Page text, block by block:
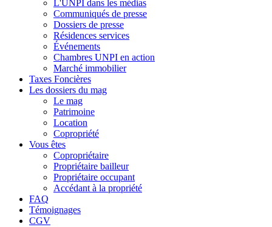
L'UNPI dans les médias
Communiqués de presse
Dossiers de presse
Résidences services
Événements
Chambres UNPI en action
Marché immobilier
Taxes Foncières
Les dossiers du mag
Le mag
Patrimoine
Location
Copropriété
Vous êtes
Copropriétaire
Propriétaire bailleur
Propriétaire occupant
Accédant à la propriété
FAQ
Témoignages
CGV